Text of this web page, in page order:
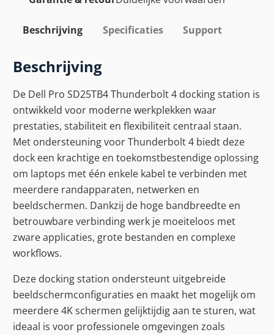
Beschrijving Specificaties Support
Beschrijving
De Dell Pro SD25TB4 Thunderbolt 4 docking station is
ontwikkeld voor moderne werkplekken waar
prestaties, stabiliteit en flexibiliteit centraal staan.
Met ondersteuning voor Thunderbolt 4 biedt deze
dock een krachtige en toekomstbestendige oplossing
om laptops met één enkele kabel te verbinden met
meerdere randapparaten, netwerken en
beeldschermen. Dankzij de hoge bandbreedte en
betrouwbare verbinding werk je moeiteloos met
zware applicaties, grote bestanden en complexe
workflows.
Deze docking station ondersteunt uitgebreide
beeldschermconfiguraties en maakt het mogelijk om
meerdere 4K schermen gelijktijdig aan te sturen, wat
ideaal is voor professionele omgevingen zoals